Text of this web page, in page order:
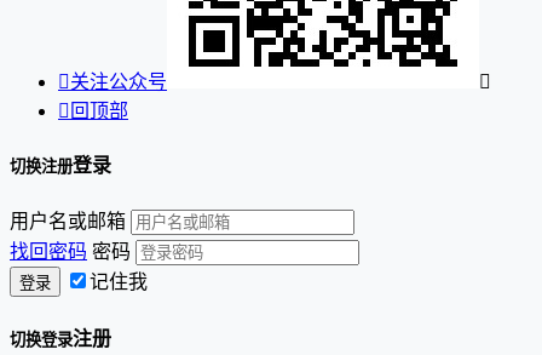
关注公众号

 回顶部
切换注册登录
用户名或邮箱
找回密码 密码
记住我
切换登录注册